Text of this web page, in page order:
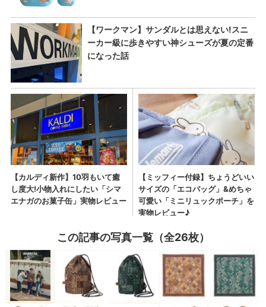
この記事の写真一覧（全26枚）